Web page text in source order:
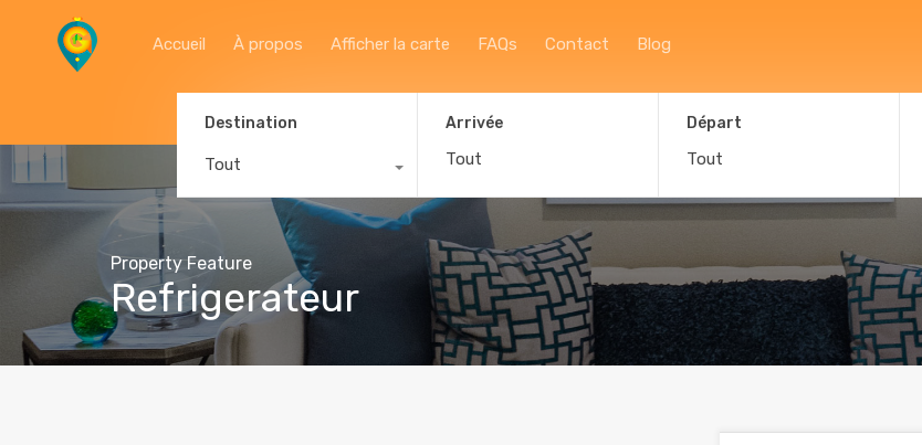
Accueil
Accueil À propos Afficher la carte FAQs Contact Blog
Destination
Tout
Arrivée Départ
Property Feature
Refrigerateur